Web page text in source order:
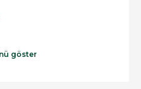
göster